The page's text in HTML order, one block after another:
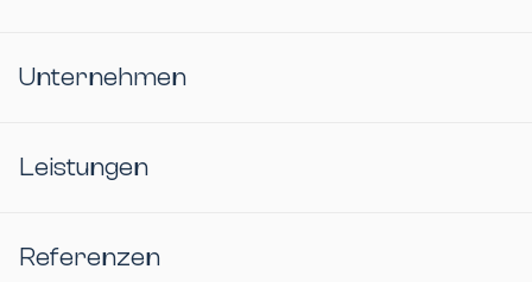
Unternehmen
Leistungen
Referenzen